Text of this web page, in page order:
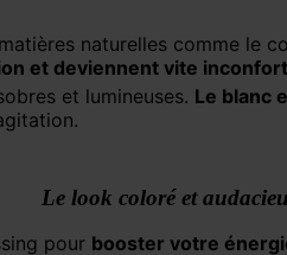
naturelles comme le
et deviennent vite
et lumineuses. Le blanc
Le look coloré et
pour booster votre